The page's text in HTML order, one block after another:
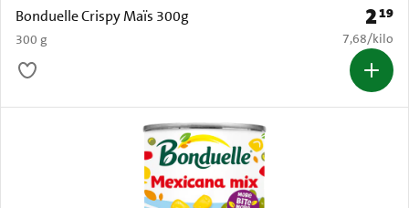
Bonduelle Crispy Maïs 300g
300 g
Prijs:
219
€ 7,68 per
7,68/kilo